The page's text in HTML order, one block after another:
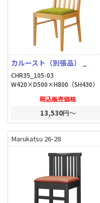
カルースト（別張品） _
CHR35_105-03
W420×D500×H800（SH430）
税込販売価格
13,530円～
Marukatsu 26-28